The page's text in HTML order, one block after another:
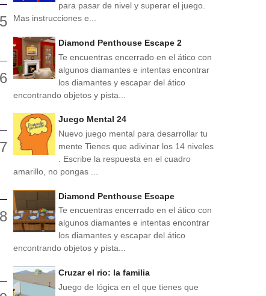
para pasar de nivel y superar el juego.
Mas instrucciones e...
Diamond Penthouse Escape 2
Te encuentras encerrado en el ático con
algunos diamantes e intentas encontrar
los diamantes y escapar del ático
encontrando objetos y pista...
Juego Mental 24
Nuevo juego mental para desarrollar tu
mente Tienes que adivinar los 14 niveles
. Escribe la respuesta en el cuadro
amarillo, no pongas ...
Diamond Penthouse Escape
Te encuentras encerrado en el ático con
algunos diamantes e intentas encontrar
los diamantes y escapar del ático
encontrando objetos y pista...
Cruzar el rio: la familia
Juego de lógica en el que tienes que